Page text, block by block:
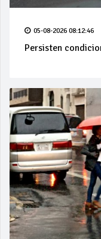
05-08-2026 08:12:46
Persisten